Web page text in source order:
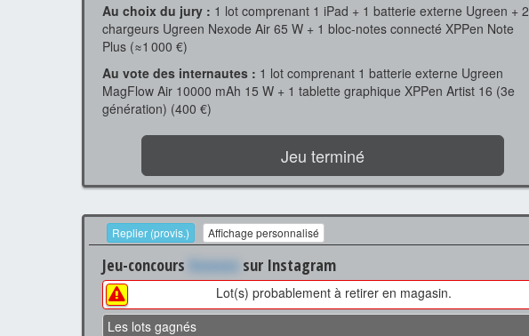
Au choix du jury : 1 lot comprenant 1 iPad + 1 batterie externe Ugreen + 2
chargeurs Ugreen Nexode Air 65 W + 1 bloc-notes connecté XPPen Note
Plus (≈1 000 €)
Au vote des internautes : 1 lot comprenant 1 batterie externe Ugreen
MagFlow Air 10000 mAh 15 W + 1 tablette graphique XPPen Artist 16 (3e
génération) (400 €)
Jeu terminé
Replier (provis.) Affichage personnalisé
Jeu-concours Xxxxxxx sur Instagram
Lot(s) probablement à retirer en magasin.
Les lots gagnés